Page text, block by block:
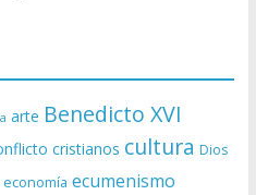
arte Benedicto XVI
cristianos cultura Dios
economía ecumenismo